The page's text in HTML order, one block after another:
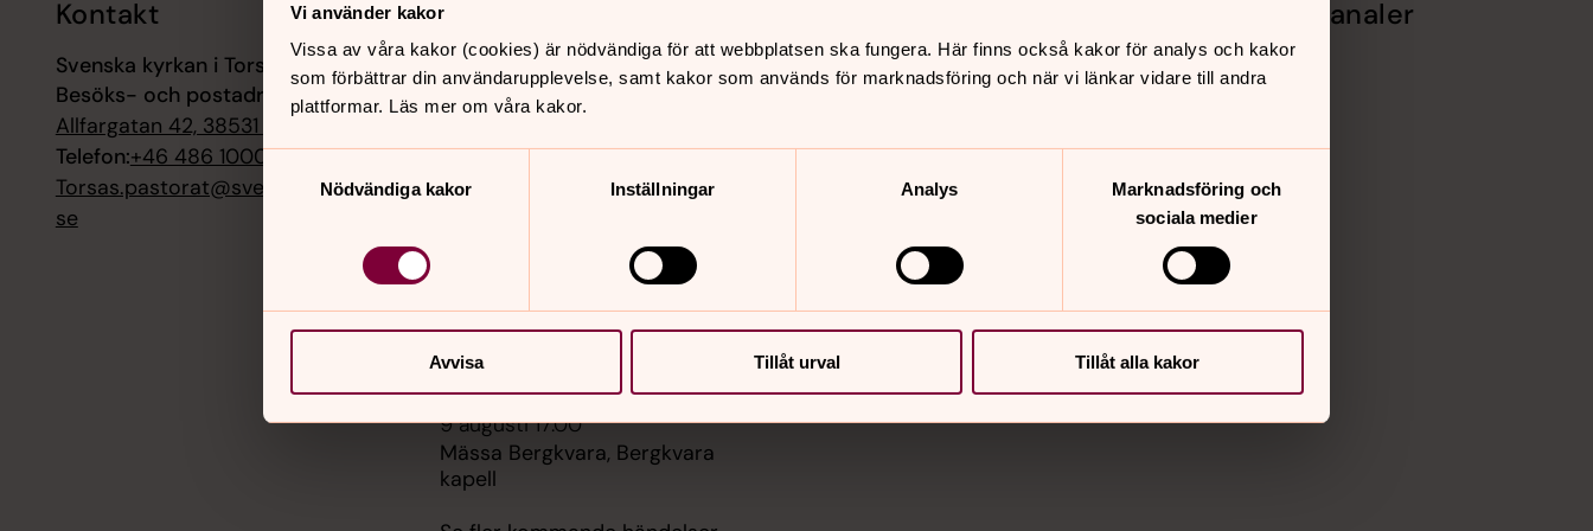
Vi använder kakor
Vissa av våra kakor (cookies) är nödvändiga för att webbplatsen ska fungera. Här finns också kakor för analys och kakor
som förbättrar din användarupplevelse, samt kakor som används för marknadsföring och när vi länkar vidare till andra
plattformar. Läs mer om våra kakor.
Samtyckesval
Nödvändiga kakor
Inställningar Analys
Marknadsföring och
sociala medier
Avvisa Tillåt urval Tillåt alla kakor
Kontakt
Svenska kyrkan i Torsås
Besöks- och postadress:
Allfargatan 42, 38531 Torsås
Telefon:+46 486 10007
Torsas.pastorat@svenskakyrkan.
se
Kalender
3 augusti
Sommaröppen kyrka/Vägkyrka -
Söderåkra v.32, Söderåkra kyrka
Sophia Magdalena
7 augusti 13.00
- Söderåkra kyrka, Söderåkra
kyrka Sophia Magdalena
9 augusti 11.00
Gudstjänst Torsås, Torsås kyrka
9 augusti 17.00
Mässa Bergkvara, Bergkvara
kapell
Kalender
Play
Sociala kanaler
Facebook
Instagram